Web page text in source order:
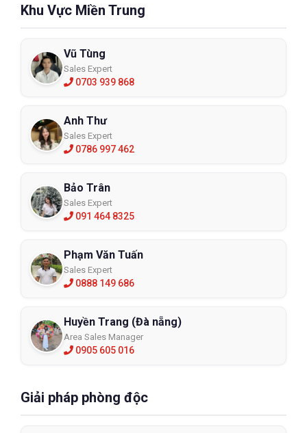
Khu Vực Miền Trung
Vũ Tùng
Sales Expert
0703 939 868
Anh Thư
Sales Expert
0786 997 462
Bảo Trân
Sales Expert
091 464 8325
Phạm Văn Tuấn
Sales Expert
0888 149 686
Huyền Trang (Đà nẵng)
Area Sales Manager
0905 605 016
Giải pháp phòng độc